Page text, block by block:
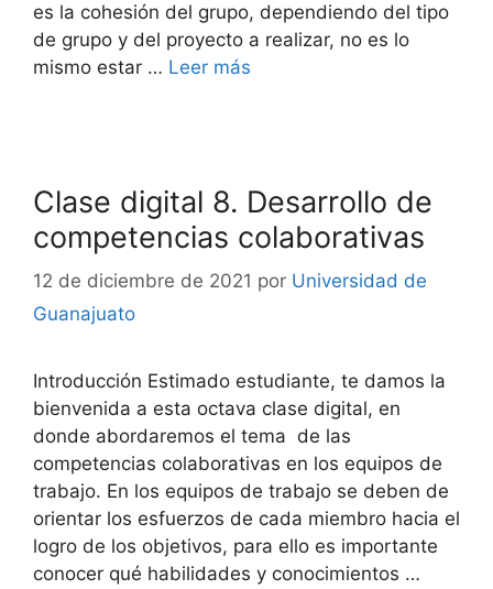
es la cohesión del grupo, dependiendo del tipo
de grupo y del proyecto a realizar, no es lo
mismo estar … Leer más
Clase digital 8. Desarrollo de
competencias colaborativas
12 de diciembre de 2021 por Universidad de
Guanajuato
Introducción Estimado estudiante, te damos la
bienvenida a esta octava clase digital, en
donde abordaremos el tema de las
competencias colaborativas en los equipos de
trabajo. En los equipos de trabajo se deben de
orientar los esfuerzos de cada miembro hacia el
logro de los objetivos, para ello es importante
conocer qué habilidades y conocimientos …